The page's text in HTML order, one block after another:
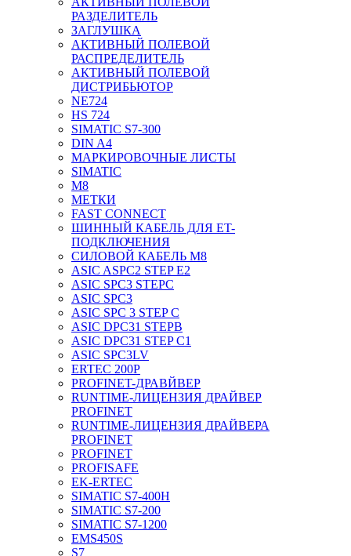
РАЗДЕЛИТЕЛЬ
ЗАГЛУШКА
АКТИВНЫЙ ПОЛЕВОЙ
РАСПРЕДЕЛИТЕЛЬ
АКТИВНЫЙ ПОЛЕВОЙ
ДИСТРИБЬЮТОР
NE724
HS 724
SIMATIC S7-300
DIN A4
МАРКИРОВОЧНЫЕ ЛИСТЫ
SIMATIC
M8
МЕТКИ
FAST CONNECT
ШИННЫЙ КАБЕЛЬ ДЛЯ ET-
ПОДКЛЮЧЕНИЯ
СИЛОВОЙ КАБЕЛЬ M8
ASIC ASPC2 STEP E2
ASIC SPC3 STEPC
ASIC SPC3
ASIC SPC 3 STEP C
ASIC DPC31 STEPB
ASIC DPC31 STEP C1
ASIC SPC3LV
ERTEC 200P
PROFINET-ДРАВЙВЕР
RUNTIME-ЛИЦЕНЗИЯ ДРАЙВЕР
PROFINET
RUNTIME-ЛИЦЕНЗИЯ ДРАЙВЕРА
PROFINET
PROFINET
PROFISAFE
EK-ERTEC
SIMATIC S7-400H
SIMATIC S7-200
SIMATIC S7-1200
EMS450S
S7